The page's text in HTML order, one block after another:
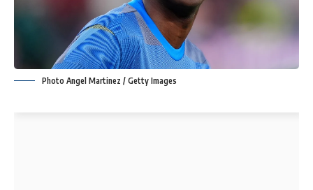
Photo Angel Martinez / Getty Images